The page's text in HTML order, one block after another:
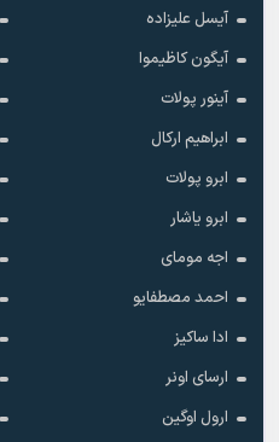
آیسل علیزاده
آیگون کاظیموا
آینور پولات
ابراهیم ارکال
ابرو پولات
ابرو یاشار
اجه مومای
احمد مصطفایو
ادا ساکیز
ارسای اونر
ارول اوگین